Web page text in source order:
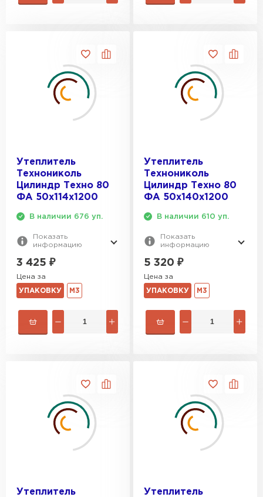
Утеплитель
Технониколь
Цилиндр Техно 80
ФА 50х114х1200
В наличии 676 уп.
Показать
информацию
3 425 ₽
Цена за
УПАКОВКУ М3
Утеплитель
Технониколь
Цилиндр Техно 80
ФА 50х140х1200
В наличии 610 уп.
Показать
информацию
5 320 ₽
Цена за
УПАКОВКУ М3
Утеплитель
Утеплитель